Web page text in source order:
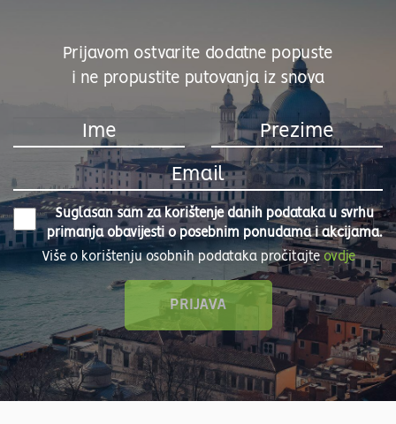
Prijavom ostvarite dodatne popuste
i ne propustite putovanja iz snova
Suglasan sam za korištenje danih podataka u svrhu
primanja obavijesti o posebnim ponudama i akcijama.
Više o korištenju osobnih podataka pročitajteovdje